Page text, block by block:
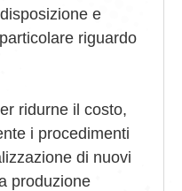
e
riguardo
ridurne il costo,
i procedimenti
di nuovi
produzione